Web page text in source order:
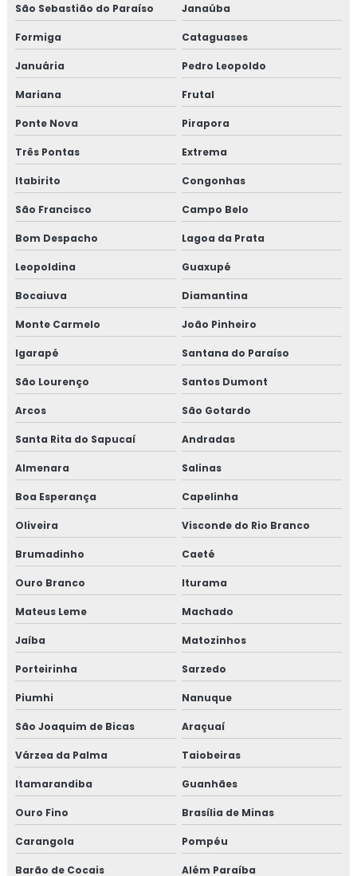
Isolamento térmico para tubulação
Isolamento térmico para tubulação de água gelada
Isolamento térmico para tubulação de água gelada rj
Isolamento térmico para tubulação de água quente
Isolamento térmico para tubulação de cobre
Isolamento térmico para tubulação de vapor
Isolamento térmico poliuretano
Isolamento térmico poliuretano injetado
Isolamento térmico poliuretano injetado preço
Isolamento térmico preço
Isolamento térmico tubo de água quente
Isolamento térmico tubulação industrial
Janela de inspeção termográfica
Jaquetas para turbina
Jaquetas térmica para turbina
Jaquetas térmicas isolantes
Projeto de isolamento térmico
Proteção passiva
Proteção passiva contra fogo
Proteção passiva contra incêndio
Proteção passiva de cabos
Proteção passiva estrutura metálica
Proteção passiva para cabos elétricos
Proteção passiva pfp
São Sebastião do Paraíso Janaúba
Formiga Cataguases
Januária Pedro Leopoldo
Mariana Frutal
Ponte Nova Pirapora
Três Pontas Extrema
Itabirito Congonhas
São Francisco Campo Belo
Bom Despacho Lagoa da Prata
Leopoldina Guaxupé
Bocaiuva Diamantina
Monte Carmelo João Pinheiro
Igarapé Santana do Paraíso
São Lourenço Santos Dumont
Arcos São Gotardo
Santa Rita do Sapucaí Andradas
Almenara Salinas
Boa Esperança Capelinha
Oliveira Visconde do Rio Branco
Brumadinho Caeté
Ouro Branco Iturama
Mateus Leme Machado
Jaíba Matozinhos
Porteirinha Sarzedo
Piumhi Nanuque
São Joaquim de Bicas Araçuaí
Várzea da Palma Taiobeiras
Itamarandiba Guanhães
Ouro Fino Brasília de Minas
Carangola Pompéu
Barão de Cocais Além Paraíba